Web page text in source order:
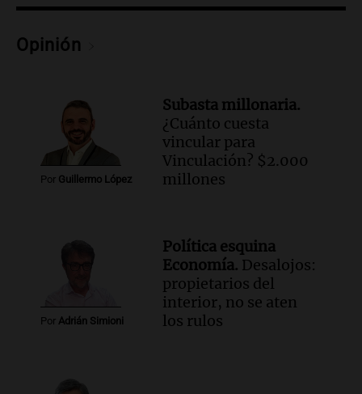
Audio.Investigan un asalto millonario a
la cooperativa Talamochita en Villa
María
Opinión
Por Guillermo López
Subasta millonaria.
¿Cuánto cuesta
vincular para
Vinculación? $2.000
millones
Por Adrián Simioni
Política esquina
Economía. Desalojos:
propietarios del
interior, no se aten
los rulos